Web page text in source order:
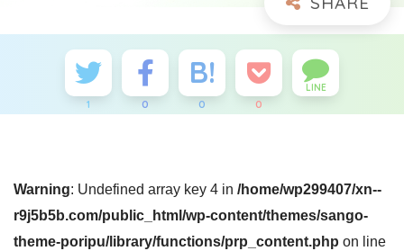
1 0 0 0
LINE
Warning: Undefined array key 4 in /home/wp299407/xn--
r9j5b5b.com/public_html/wp-content/themes/sango-
theme-poripu/library/functions/prp_content.php on line